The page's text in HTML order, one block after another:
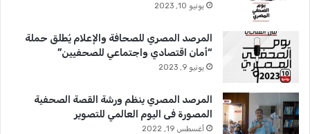
يونيو 10, 2023
المرصد المصري للصحافة والإعلام يُطلق حملة
“أمان اقتصادي واجتماعي للصحفيين”
يونيو 9, 2023
المرصد المصري ينظم ورشة القصة الصحفية
المصورة فى اليوم العالمي للتصوير
أغسطس 19, 2022